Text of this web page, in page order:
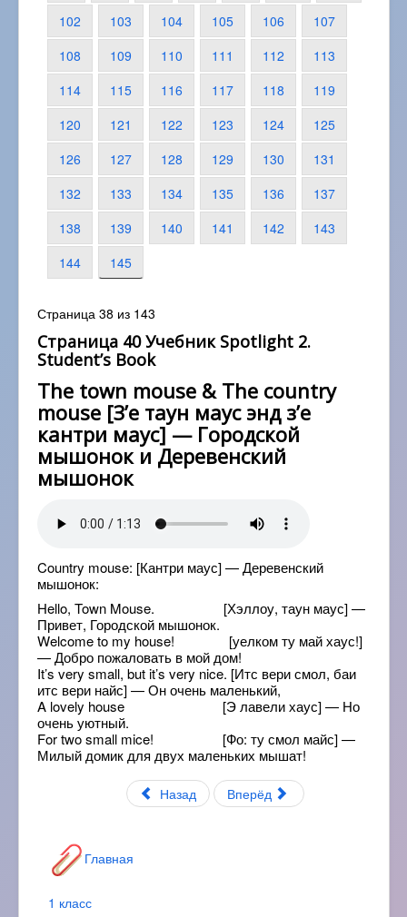
102
103 104 105 106
107
108
109 110 111 112
113
114
115 116 117 118
119
120
121 122 123 124
125
126
127 128 129 130
131
132
133 134 135 136
137
138
139 140 141 142
143
144
145
Страница 38 из 143
Страница 40 Учебник Spotlight 2.
Student’s Book
The town mouse & The country
mouse [З’е таун маус энд з’е
кантри маус] — Городской
мышонок и Деревенский
мышонок
Country mouse: [Кантри маус] — Деревенский
мышонок:
Hello, Town Mouse. [Хэллоу, таун маус] —
Привет, Городской мышонок.
Welcome to my house! [уелком ту май хаус!]
— Добро пожаловать в мой дом!
It’s very small, but it’s very nice. [Итс вери смол, баи
итс вери найс] — Он очень маленький,
A lovely house [Э лавели хаус] — Но
очень уютный.
For two small mice! [Фо: ту смол майс] —
Милый домик для двух маленьких мышат!
Назад Вперёд
Главная
1 класс